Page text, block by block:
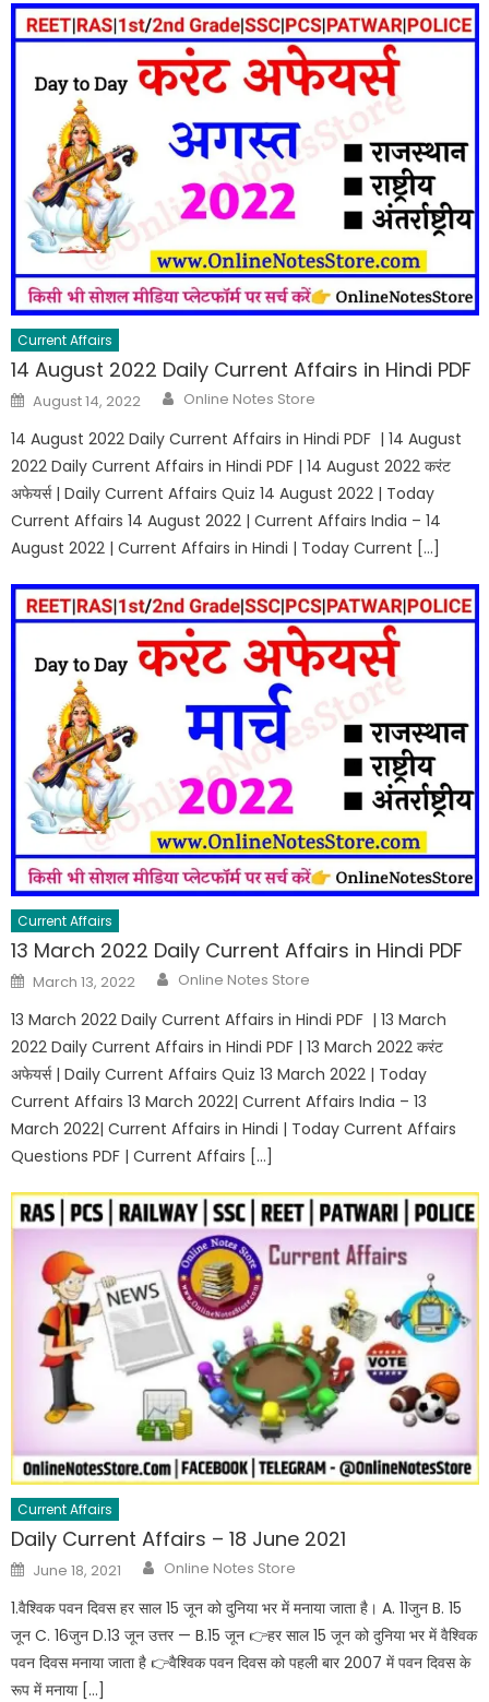
Current Affairs
14 August 2022 Daily Current Affairs in Hindi PDF
August 14, 2022 Online Notes Store
14 August 2022 Daily Current Affairs in Hindi PDF | 14 August
2022 Daily Current Affairs in Hindi PDF | 14 August 2022 करंट
अफेयर्स | Daily Current Affairs Quiz 14 August 2022 | Today
Current Affairs 14 August 2022 | Current Affairs India – 14
August 2022 | Current Affairs in Hindi | Today Current […]
Current Affairs
13 March 2022 Daily Current Affairs in Hindi PDF
March 13, 2022 Online Notes Store
13 March 2022 Daily Current Affairs in Hindi PDF | 13 March
2022 Daily Current Affairs in Hindi PDF | 13 March 2022 करंट
अफेयर्स | Daily Current Affairs Quiz 13 March 2022 | Today
Current Affairs 13 March 2022| Current Affairs India – 13
March 2022| Current Affairs in Hindi | Today Current Affairs
Questions PDF | Current Affairs […]
Current Affairs
Daily Current Affairs – 18 June 2021
June 18, 2021 Online Notes Store
1.वैश्विक पवन दिवस हर साल 15 जून को दुनिया भर में मनाया जाता है। A. 11जुन B. 15
जून C. 16जुन D.13 जून उत्तर — B.15 जून 👉हर साल 15 जून को दुनिया भर में वैश्विक
पवन दिवस मनाया जाता है 👉वैश्विक पवन दिवस को पहली बार 2007 में पवन दिवस के
रूप में मनाया […]